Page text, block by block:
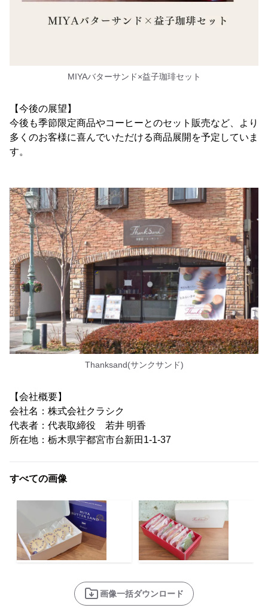
MIYAバターサンド×益子珈琲セット
【今後の展望】
今後も季節限定商品やコーヒーとのセット販売など、より
多くのお客様に喜んでいただける商品展開を予定していま
す。
Thanksand(サンクサンド)
【会社概要】
会社名：株式会社クラシク
代表者：代表取締役 若井 明香
所在地：栃木県宇都宮市台新田1-1-37
すべての画像
画像一括ダウンロード